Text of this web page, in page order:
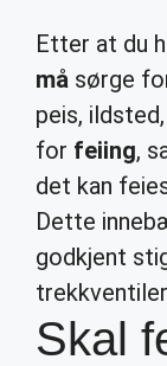
Etter at du
må sørge
peis,
for feiing,
det kan
Dette
godkjent
Skal